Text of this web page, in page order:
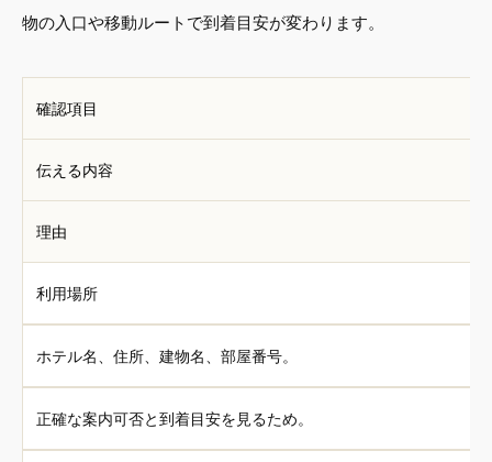
物の入口や移動ルートで到着目安が変わります。
確認項目
伝える内容
理由
利用場所
ホテル名、住所、建物名、部屋番号。
正確な案内可否と到着目安を見るため。